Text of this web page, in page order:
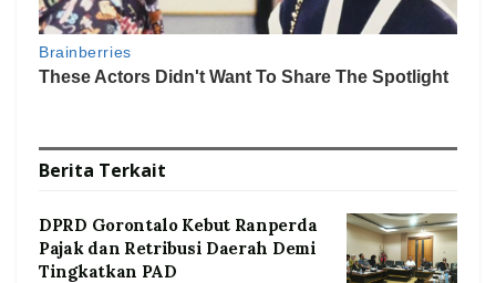
Berita Terkait
DPRD Gorontalo Kebut Ranperda
Pajak dan Retribusi Daerah Demi
Tingkatkan PAD